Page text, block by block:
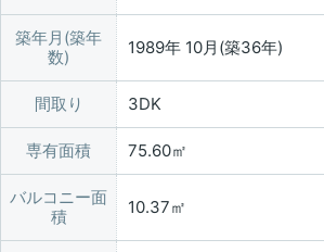
築年月(築年
数)
1989年 10月(築36年)
間取り 3DK
専有面積 75.60㎡
バルコニー面
積
10.37㎡